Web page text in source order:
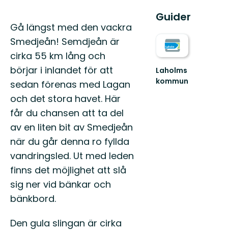
Beskrivning
Gå längst med den vackra
Smedjeån! Semdjeån är
cirka 55 km lång och
börjar i inlandet för att
sedan förenas med Lagan
och det stora havet. Här
får du chansen att ta del
av en liten bit av Smedjeån
när du går denna ro fyllda
vandringsled. Ut med leden
finns det möjlighet att slå
sig ner vid bänkar och
bänkbord.
Den gula slingan är cirka
Guider
Laholms
kommun